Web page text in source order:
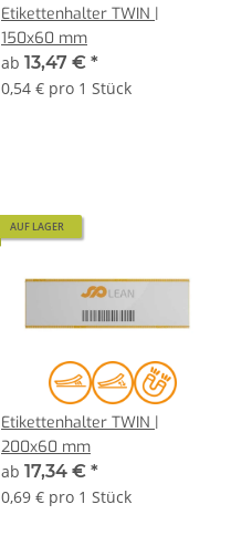
Etikettenhalter TWIN |
150x60 mm
ab 13,47 € *
0,54 € pro 1 Stück
AUF LAGER
Etikettenhalter TWIN |
200x60 mm
ab 17,34 € *
0,69 € pro 1 Stück